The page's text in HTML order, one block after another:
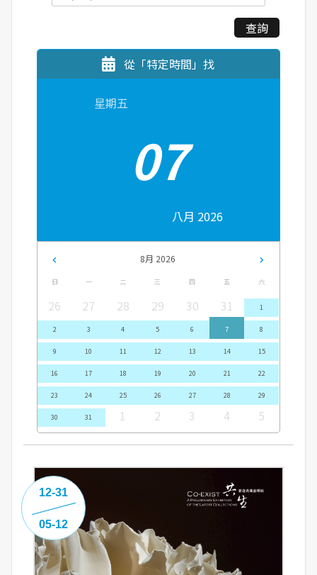
查詢
從「特定時間」找
星期五
07
八月 2026
8月 2026
日 一 二 三 四 五 六
26 27 28 29 30 31 1
2 3 4 5 6 7 8
9 10 11 12 13 14 15
16 17 18 19 20 21 22
23 24 25 26 27 28 29
30 31 1 2 3 4 5
12-31
05-12